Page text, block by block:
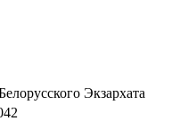
Экзархата